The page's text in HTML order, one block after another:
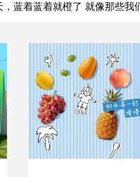
，蓝着蓝着就橙了 就像那些我